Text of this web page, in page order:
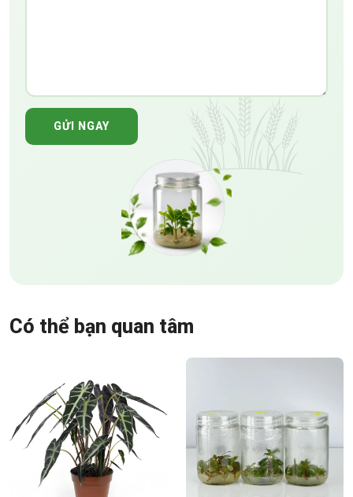
GỬI NGAY
Có thể bạn quan tâm